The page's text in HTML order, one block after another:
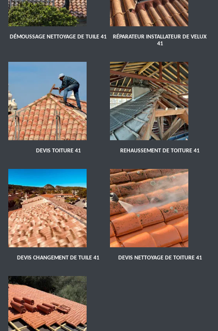
DÉMOUSSAGE NETTOYAGE DE TUILE 41
RÉPARATEUR INSTALLATEUR DE VELUX
41
DEVIS TOITURE 41 REHAUSSEMENT DE TOITURE 41
DEVIS CHANGEMENT DE TUILE 41 DEVIS NETTOYAGE DE TOITURE 41